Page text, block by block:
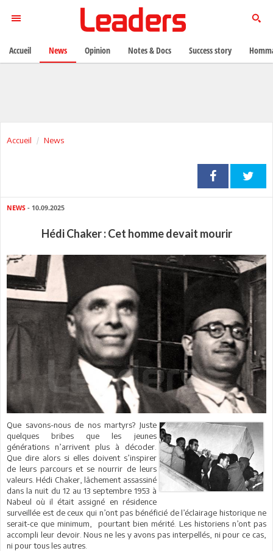
Accueil News
NEWS - 10.09.2025
Hédi Chaker : Cet homme devait mourir
Que savons-nous de nos martyrs? Juste
quelques bribes que les jeunes
générations n’arrivent plus à décoder.
Que dire alors si elles doivent s’inspirer
de leurs parcours et se nourrir de leurs
valeurs. Hédi Chaker, lâchement assassiné
dans la nuit du 12 au 13 septembre 1953 à
Nabeul où il était assigné en résidence
surveillée est de ceux qui n’ont pas bénéficié de l’éclairage historique ne
serait-ce que minimum, pourtant bien mérité. Les historiens n’ont pas
accompli leur devoir. Nous ne les y avons pas interpellés, ni pour ce cas,
ni pour tous les autres.
Accueil News Opinion Notes & Docs Success story